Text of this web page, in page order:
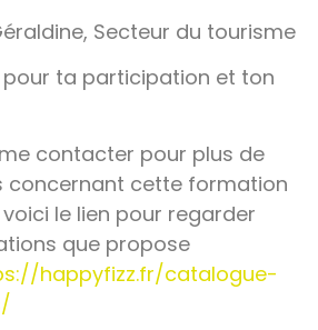
Secteur du tourisme
pour ta participation et ton
contacter pour plus de
concernant cette formation
le lien pour regarder
que propose
happyfizz.fr/catalogue-